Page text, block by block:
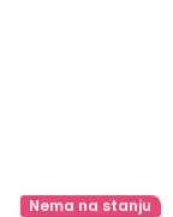
Nema na stanju